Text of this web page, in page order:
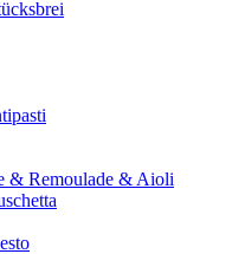
& Remoulade & Aioli